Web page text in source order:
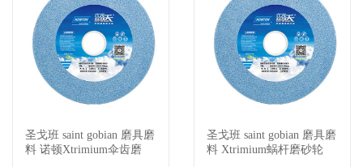
查看详情
圣戈班 saint gobian 磨具磨
料 诺顿Xtrimium伞齿磨
查看详情
圣戈班 saint gobian 磨具磨
料 Xtrimium蜗杆磨砂轮